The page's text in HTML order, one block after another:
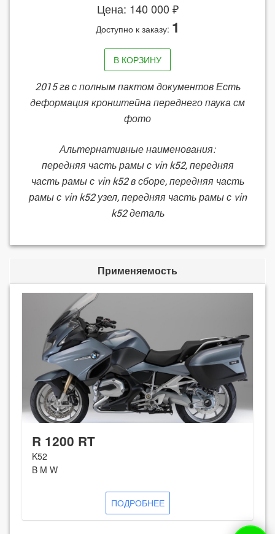
Цена: 140 000 ₽
Доступно к заказу: 1
В КОРЗИНУ
2015 гв с полным пактом документов Есть
деформация кронштейна переднего паука см
фото
Альтернативные наименования:
передняя часть рамы с vin k52, передняя
часть рамы с vin k52 в сборе, передняя часть
рамы с vin k52 узел, передняя часть рамы с vin
k52 деталь
Применяемость
R 1200 RT
K52
B M W
ПОДРОБНЕЕ